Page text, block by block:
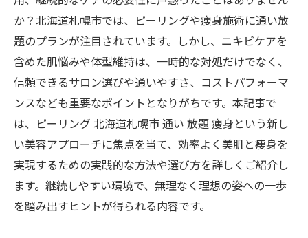
か？北海道札幌市では、ピーリングや痩身施術に通い放
題のプランが注目されています。しかし、ニキビケアを
含めた肌悩みや体型維持は、一時的な対処だけでなく、
信頼できるサロン選びや通いやすさ、コストパフォーマ
ンスなども重要なポイントとなりがちです。本記事で
は、ピーリング 北海道札幌市 通い 放題 痩身という新し
い美容アプローチに焦点を当て、効率よく美肌と痩身を
実現するための実践的な方法や選び方を詳しくご紹介し
ます。継続しやすい環境で、無理なく理想の姿への一歩
を踏み出すヒントが得られる内容です。